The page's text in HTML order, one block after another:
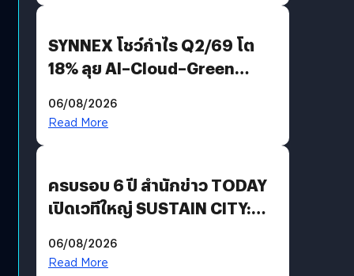
SYNNEX โชว์กำไร Q2/69 โต
18% ลุย AI–Cloud–Green
Revenue เร่งเครื่อง New
06/08/2026
Read More
ครบรอบ 6 ปี สำนักข่าว TODAY
เปิดเวทีใหญ่ SUSTAIN CITY:
แนวทางปรับตัวสู่เศรษฐกิจสี
06/08/2026
Read More